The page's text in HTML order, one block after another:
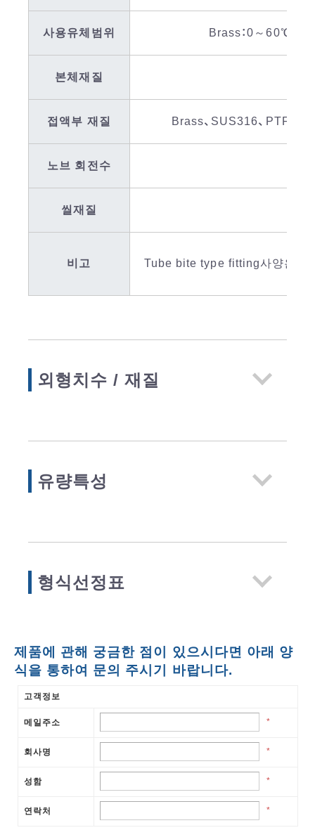
사용유체범위 Brass：0～60℃（
본체재질
접액부 재질 Brass、SUS316、PTFE、
노브 회전수
씰재질
비고 Tube bite type fitting사양은 스
외형치수 / 재질
유량특성
형식선정표
제품에 관해 궁금한 점이 있으시다면 아래 양
식을 통하여 문의 주시기 바랍니다.
고객정보
메일주소 *
회사명 *
성함 *
연락처 *